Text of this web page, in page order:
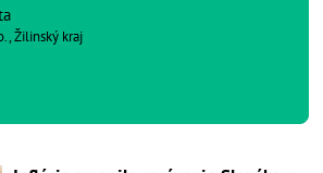
Žilinský kraj